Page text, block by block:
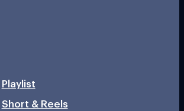
Playlist
Short & Reels